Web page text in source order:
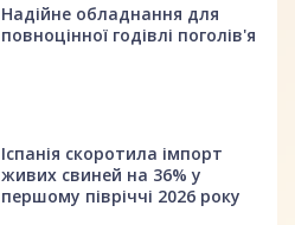
Надійне обладнання для
повноцінної годівлі поголів'я
Іспанія скоротила імпорт
живих свиней на 36% у
першому півріччі 2026 року